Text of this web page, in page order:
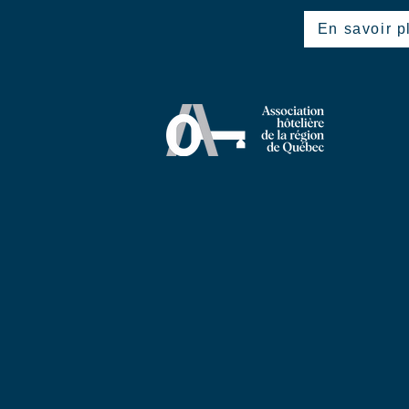
En savoir